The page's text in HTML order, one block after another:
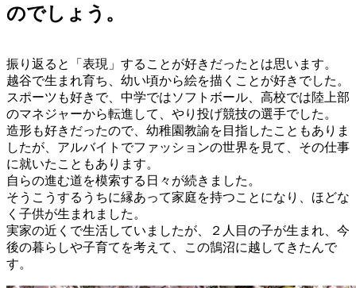
のでしょう。
振り返ると「表現」することが好きだったとは思います。
越谷で生まれ育ち、幼い頃から絵を描くことが好きでした。
スポーツも好きで、中学ではソフトボール、高校では陸上部
のマネジャーから転進して、やり投げ競技の選手でした。
造形も好きだったので、幼稚園教諭を目指したこともありま
したが、アルバイトでファッションの世界を見て、その仕事
に就いたこともあります。
自らの進む道を模索する日々が続きました。
そうこうするうちに縁あって家庭を持つことになり、ほどな
く子供が生まれました。
実家の近くで生活していましたが、２人目の子が生まれ、今
後の暮らしや子育てを考えて、この鵠沼に越してきたんで
す。